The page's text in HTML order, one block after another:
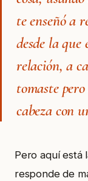
te enseñó a
desde la
relación, a
tomaste
cabeza con
Pero aquí está
responde de